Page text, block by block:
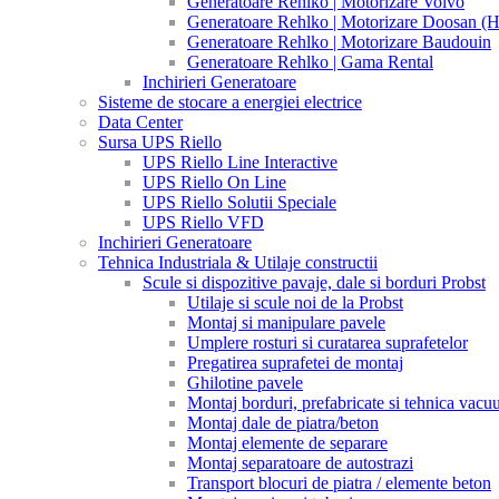
Generatoare Rehlko | Motorizare Doosan
Generatoare Rehlko | Motorizare Baudouin
Generatoare Rehlko | Gama Rental
Inchirieri Generatoare
Sisteme de stocare a energiei electrice
Data Center
Sursa UPS Riello
UPS Riello Line Interactive
UPS Riello On Line
UPS Riello Solutii Speciale
UPS Riello VFD
Inchirieri Generatoare
Tehnica Industriala & Utilaje constructii
Scule si dispozitive pavaje, dale si borduri Probst
Utilaje si scule noi de la Probst
Montaj si manipulare pavele
Umplere rosturi si curatarea suprafetelor
Pregatirea suprafetei de montaj
Ghilotine pavele
Montaj borduri, prefabricate si tehnica
Montaj dale de piatra/beton
Montaj elemente de separare
Montaj separatoare de autostrazi
Transport blocuri de piatra / elemente beton